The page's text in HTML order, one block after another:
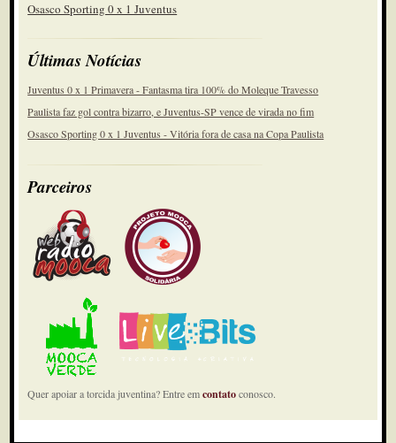
Osasco Sporting 0 x 1 Juventus
Últimas Notícias
Juventus 0 x 1 Primavera - Fantasma tira 100% do Moleque Travesso
Paulista faz gol contra bizarro, e Juventus-SP vence de virada no fim
Osasco Sporting 0 x 1 Juventus - Vitória fora de casa na Copa Paulista
Parceiros
Quer apoiar a torcida juventina? Entre emcontatoconosco.